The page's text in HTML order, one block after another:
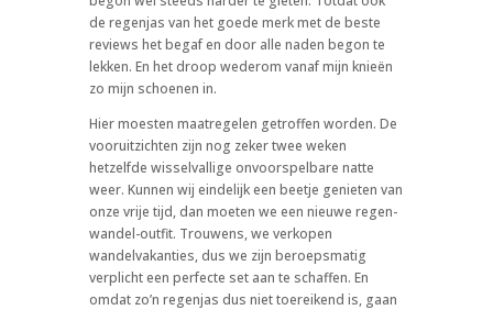
de regenjas van het goede merk met de beste
reviews het begaf en door alle naden begon te
lekken. En het droop wederom vanaf mijn knieën
zo mijn schoenen in.
Hier moesten maatregelen getroffen worden. De
vooruitzichten zijn nog zeker twee weken
hetzelfde wisselvallige onvoorspelbare natte
weer. Kunnen wij eindelijk een beetje genieten van
onze vrije tijd, dan moeten we een nieuwe regen-
wandel-outfit. Trouwens, we verkopen
wandelvakanties, dus we zijn beroepsmatig
verplicht een perfecte set aan te schaffen. En
omdat zo’n regenjas dus niet toereikend is, gaan